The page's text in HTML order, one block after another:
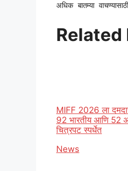
अधिक बातम्या
Related
MIFF 2026 ला
92 भारतीय आणि 52
चित्रपट स्पर्धेत
In relation to
News